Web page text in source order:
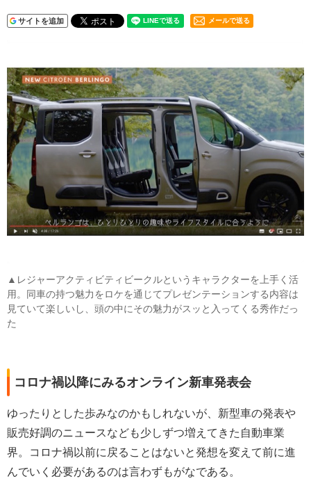
サイトを追加 メールで送る
▲レジャーアクティビティビークルというキャラクターを上手く活
用。同車の持つ魅力をロケを通じてプレゼンテーションする内容は
見ていて楽しいし、頭の中にその魅力がスッと入ってくる秀作だっ
た
コロナ禍以降にみるオンライン新車発表会
ゆったりとした歩みなのかもしれないが、新型車の発表や
販売好調のニュースなども少しずつ増えてきた自動車業
界。コロナ禍以前に戻ることはないと発想を変えて前に進
んでいく必要があるのは言わずもがなである。